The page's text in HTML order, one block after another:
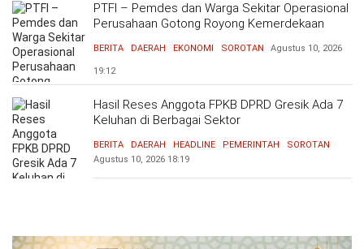
PTFI – Pemdes dan Warga Sekitar Operasional
Perusahaan Gotong Royong Kemerdekaan
BERITA DAERAH EKONOMI SOROTAN Agustus 10, 2026
19:12
Hasil Reses Anggota FPKB DPRD Gresik Ada 7
Keluhan di Berbagai Sektor
BERITA DAERAH HEADLINE PEMERINTAH
SOROTAN
Agustus 10, 2026 18:19